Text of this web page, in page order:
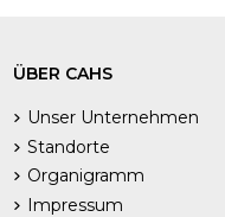
ÜBER CAHS
Unser Unternehmen
Standorte
Organigramm
Impressum